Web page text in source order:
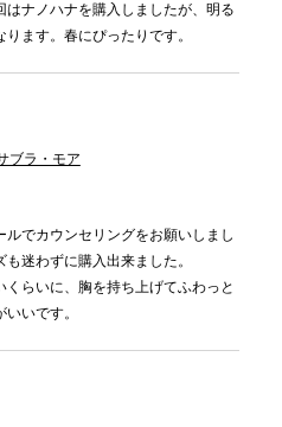
ナノハナを購入しましたが、明る
ます。春にぴったりです。
ブラ・モア
でカウンセリングをお願いしまし
迷わずに購入出来ました。
らいに、胸を持ち上げてふわっと
いです。